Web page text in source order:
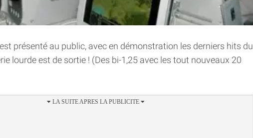
est présenté au public, avec en démonstration les derniers hits du
lourde est de sortie ! (Des bi-1,25 avec les tout nouveaux 20